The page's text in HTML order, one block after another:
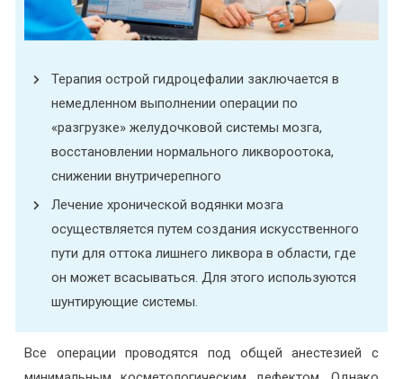
Терапия острой гидроцефалии заключается в
немедленном выполнении операции по
«разгрузке» желудочковой системы мозга,
восстановлении нормального ликвороотока,
снижении внутричерепного
Лечение хронической водянки мозга
осуществляется путем создания искусственного
пути для оттока лишнего ликвора в области, где
он может всасываться. Для этого используются
шунтирующие системы.
Все операции проводятся под общей анестезией с